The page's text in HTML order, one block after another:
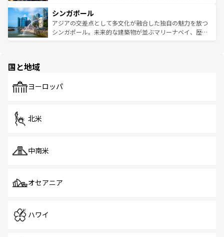
参照してほしい。
激する。気候は一年中温暖で、どの季節にも異なる楽しみ
が待っている。親しみやすいタイの人々、仏教を中心とし
た文化、そして多様な観光資源が、訪れる旅人を魅了し続
み、どこを訪れても感動するはず。観光スポットが密集し
ており、効率よく見どころを回れるのも魅力。息をのむよ
うな絶景から文化的な体験まで、香港を存分に楽しみ尽く
シンガポール
アジアの交差点として多文化が融合した独自の魅力を放つ
シンガポール。未来的な建築物が並ぶマリーナベイ、歴史
で、ホーカーズは地元の風情を楽しめる外せないスポット
国と地域
ヨーロッパ
北米
中南米
オセアニア
ハワイ